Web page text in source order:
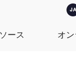
JA
ース オ